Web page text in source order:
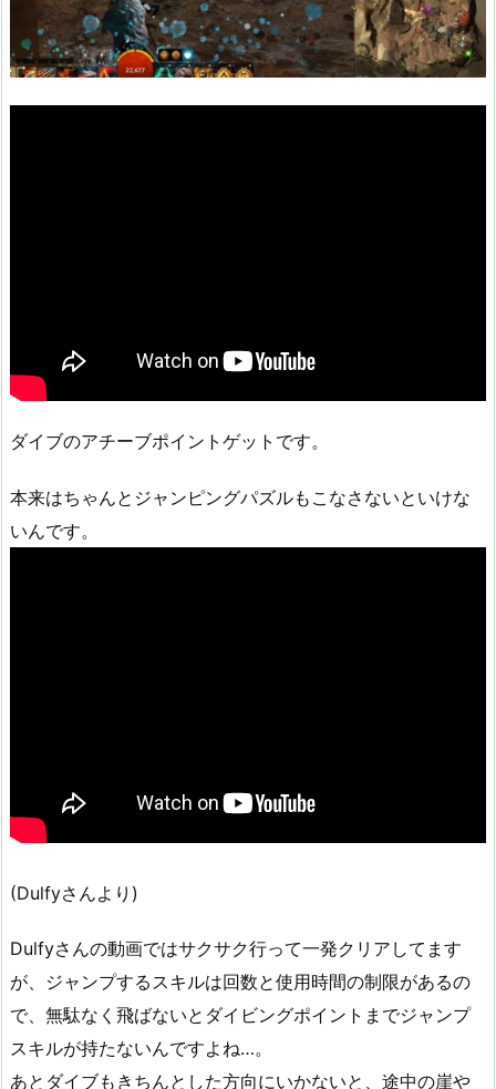
ダイブのアチーブポイントゲットです。
本来はちゃんとジャンピングパズルもこなさないといけな
いんです。
(Dulfyさんより)
Dulfyさんの動画ではサクサク行って一発クリアしてます
が、ジャンプするスキルは回数と使用時間の制限があるの
で、無駄なく飛ばないとダイビングポイントまでジャンプ
スキルが持たないんですよね…。
あとダイブもきちんとした方向にいかないと、途中の崖や